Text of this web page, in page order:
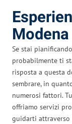
Se stai
probabilmente ti
risposta a questa
sembrare, in
numerosi fattori.
offriamo servizi
guidarti attraverso